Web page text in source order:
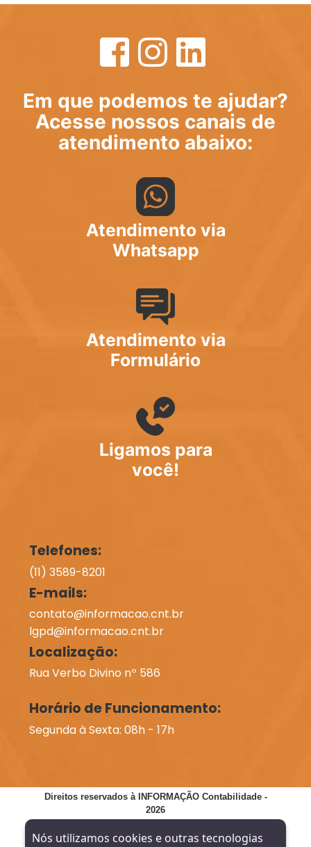
Em que podemos te ajudar?
Acesse nossos canais de
atendimento abaixo:
Atendimento via
Whatsapp
Atendimento via
Formulário
Ligamos para
você!
Telefones:
(11) 3589-8201
E-mails:
contato@informacao.cnt.br
lgpd@informacao.cnt.br
Localização:
Rua Verbo Divino nº 586
Horário de Funcionamento:
Segunda à Sexta: 08h - 17h
Direitos reservados à INFORMAÇÃO Contabilidade -
2026
DESENVOLVIMENTO: SITE VERIFICADO:
Nós utilizamos cookies e outras tecnologias